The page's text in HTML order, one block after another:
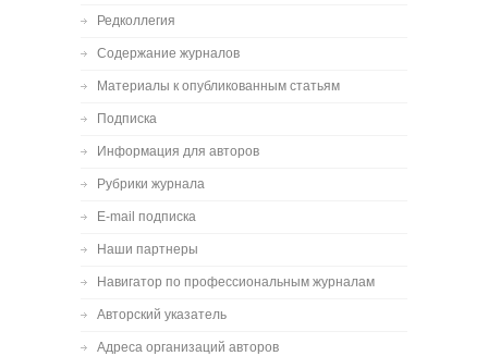
Редколлегия
Содержание журналов
Материалы к опубликованным статьям
Подписка
Информация для авторов
Рубрики журнала
E-mail подписка
Наши партнеры
Навигатор по профессиональным журналам
Авторский указатель
Адреса организаций авторов